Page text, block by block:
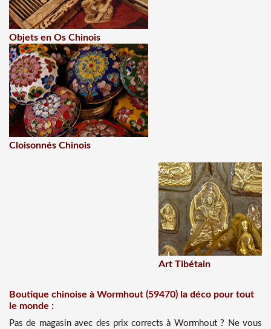
Objets en Os Chinois
Cloisonnés Chinois
Art Tibétain
Boutique chinoise à Wormhout (59470) la déco pour tout
le monde :
Pas de magasin avec des prix corrects à Wormhout ? Ne vous